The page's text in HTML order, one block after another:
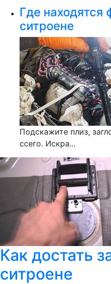
Где находятся
ситроене
Подскажите плиз,
ссего. Искра...
Как достать
ситроене